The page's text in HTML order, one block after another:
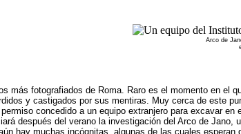
Arco de
más fotografiados de Roma. Raro es el momento en
y castigados por sus mentiras. Muy cerca de este
concedido a un equipo extranjero para excavar en
después del verano la investigación del Arco de
hay muchas incógnitas, algunas de las cuales